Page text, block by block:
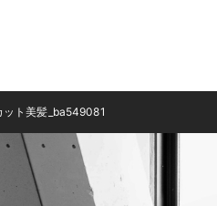
ト美髪_ba549081